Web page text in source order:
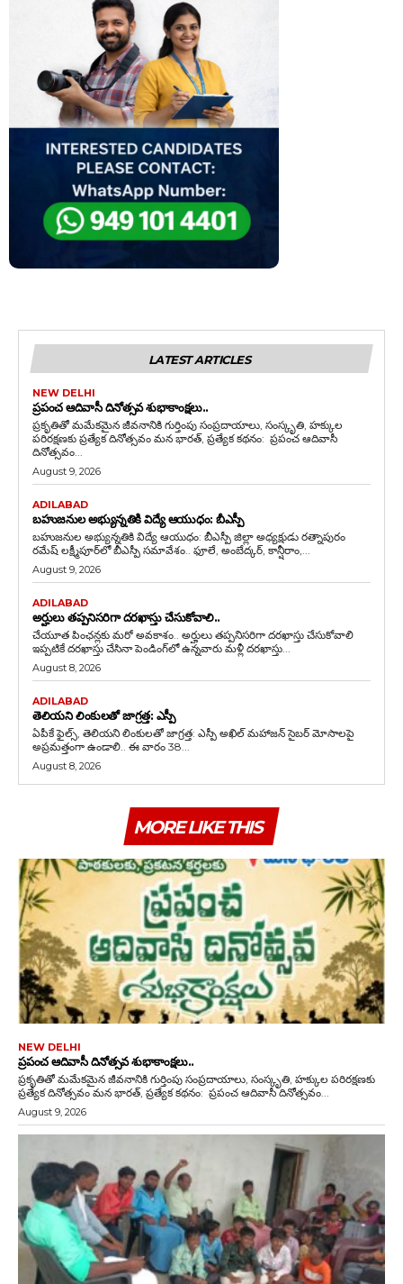
LATEST ARTICLES
NEW DELHI
ప్రపంచ ఆదివాసీ దినోత్సవ శుభాకాంక్షలు..
ప్రకృతితో మమేకమైన జీవనానికి గుర్తింపు సంప్రదాయాలు, సంస్కృతి, హక్కుల
పరిరక్షణకు ప్రత్యేక దినోత్సవం మన భారత్, ప్రత్యేక కథనం: ప్రపంచ ఆదివాసీ
దినోత్సవం...
August 9, 2026
ADILABAD
బహుజనుల అభ్యున్నతికి విద్యే ఆయుధం: బీఎస్పీ
బహుజనుల అభ్యున్నతికి విద్యే ఆయుధం: బీఎస్పీ జిల్లా అధ్యక్షుడు రత్నాపురం
రమేష్ లక్ష్మీపూర్‌లో బీఎస్పీ సమావేశం.. ఫూలే, అంబేద్కర్, కాన్షీరాం,...
August 9, 2026
ADILABAD
అర్హులు తప్పనిసరిగా దరఖాస్తు చేసుకోవాలి..
చేయూత పింఛన్లకు మరో అవకాశం.. అర్హులు తప్పనిసరిగా దరఖాస్తు చేసుకోవాలి
ఇప్పటికే దరఖాస్తు చేసినా పెండింగ్‌లో ఉన్నవారు మళ్లీ దరఖాస్తు...
August 8, 2026
ADILABAD
తెలియని లింకులతో జాగ్రత్త: ఎస్పీ
ఏపీకే ఫైల్స్‌, తెలియని లింకులతో జాగ్రత్త: ఎస్పీ అఖిల్ మహాజన్ సైబర్ మోసాలపై
అప్రమత్తంగా ఉండాలి.. ఈ వారం 38...
August 8, 2026
MORE LIKE THIS
NEW DELHI
ప్రపంచ ఆదివాసీ దినోత్సవ శుభాకాంక్షలు..
ప్రకృతితో మమేకమైన జీవనానికి గుర్తింపు సంప్రదాయాలు, సంస్కృతి, హక్కుల పరిరక్షణకు
ప్రత్యేక దినోత్సవం మన భారత్, ప్రత్యేక కథనం: ప్రపంచ ఆదివాసీ దినోత్సవం...
August 9, 2026